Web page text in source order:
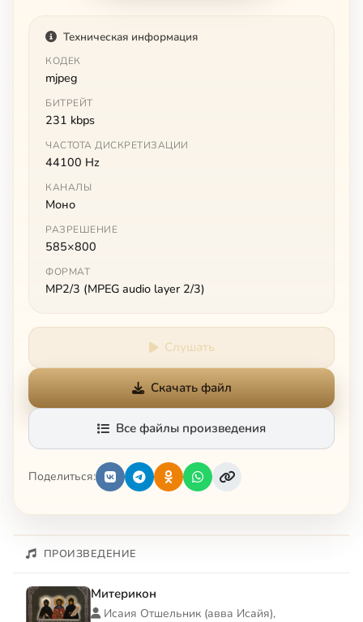
Техническая информация
КОДЕК
mjpeg
БИТРЕЙТ
231 kbps
ЧАСТОТА ДИСКРЕТИЗАЦИИ
44100 Hz
КАНАЛЫ
Моно
РАЗРЕШЕНИЕ
585×800
ФОРМАТ
MP2/3 (MPEG audio layer 2/3)
Слушать
Скачать файл
Все файлы произведения
Поделиться:
ПРОИЗВЕДЕНИЕ
Митерикон
Исаия Отшельник (авва Исайя),